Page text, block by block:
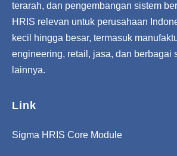
terarah, dan pengembangan sistem
HRIS relevan untuk perusahaan
kecil hingga besar, termasuk
engineering, retail, jasa, dan berbagai
lainnya.
Link
Sigma HRIS Core Module